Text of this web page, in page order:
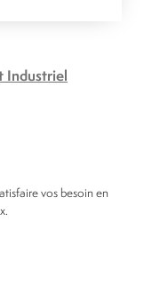
Industriel
vos besoin en